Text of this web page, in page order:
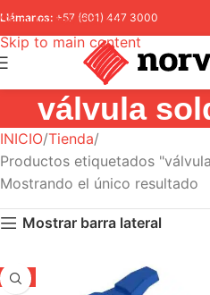
Skip to navigation
Skip to main content
Llámanos: +57 (601) 447 3000
válvula
INICIO Tienda
Productos etiquetados
Mostrando el único resultado
Mostrar barra lateral
-5%